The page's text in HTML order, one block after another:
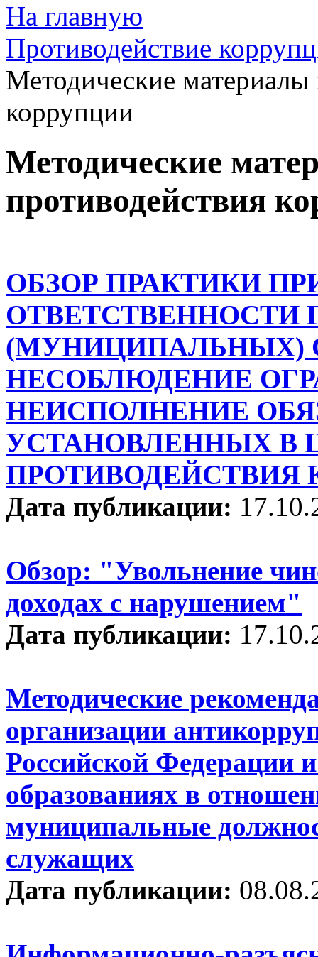
На главную
Противодействие
Методические
коррупции
Методические
противодействия
ОБЗОР ПРАКТИКИ
ОТВЕТСТВЕННОСТИ
(МУНИЦИПАЛЬНЫХ)
НЕСОБЛЮДЕНИЕ
НЕИСПОЛНЕНИЕ
УСТАНОВЛЕННЫХ В
ПРОТИВОДЕЙСТВИЯ
Дата публикации:
Обзор: "Увольнение
доходах с нарушением"
Дата публикации:
Методические
организации
Российской Федерации
образованиях в
муниципальные
служащих
Дата публикации: